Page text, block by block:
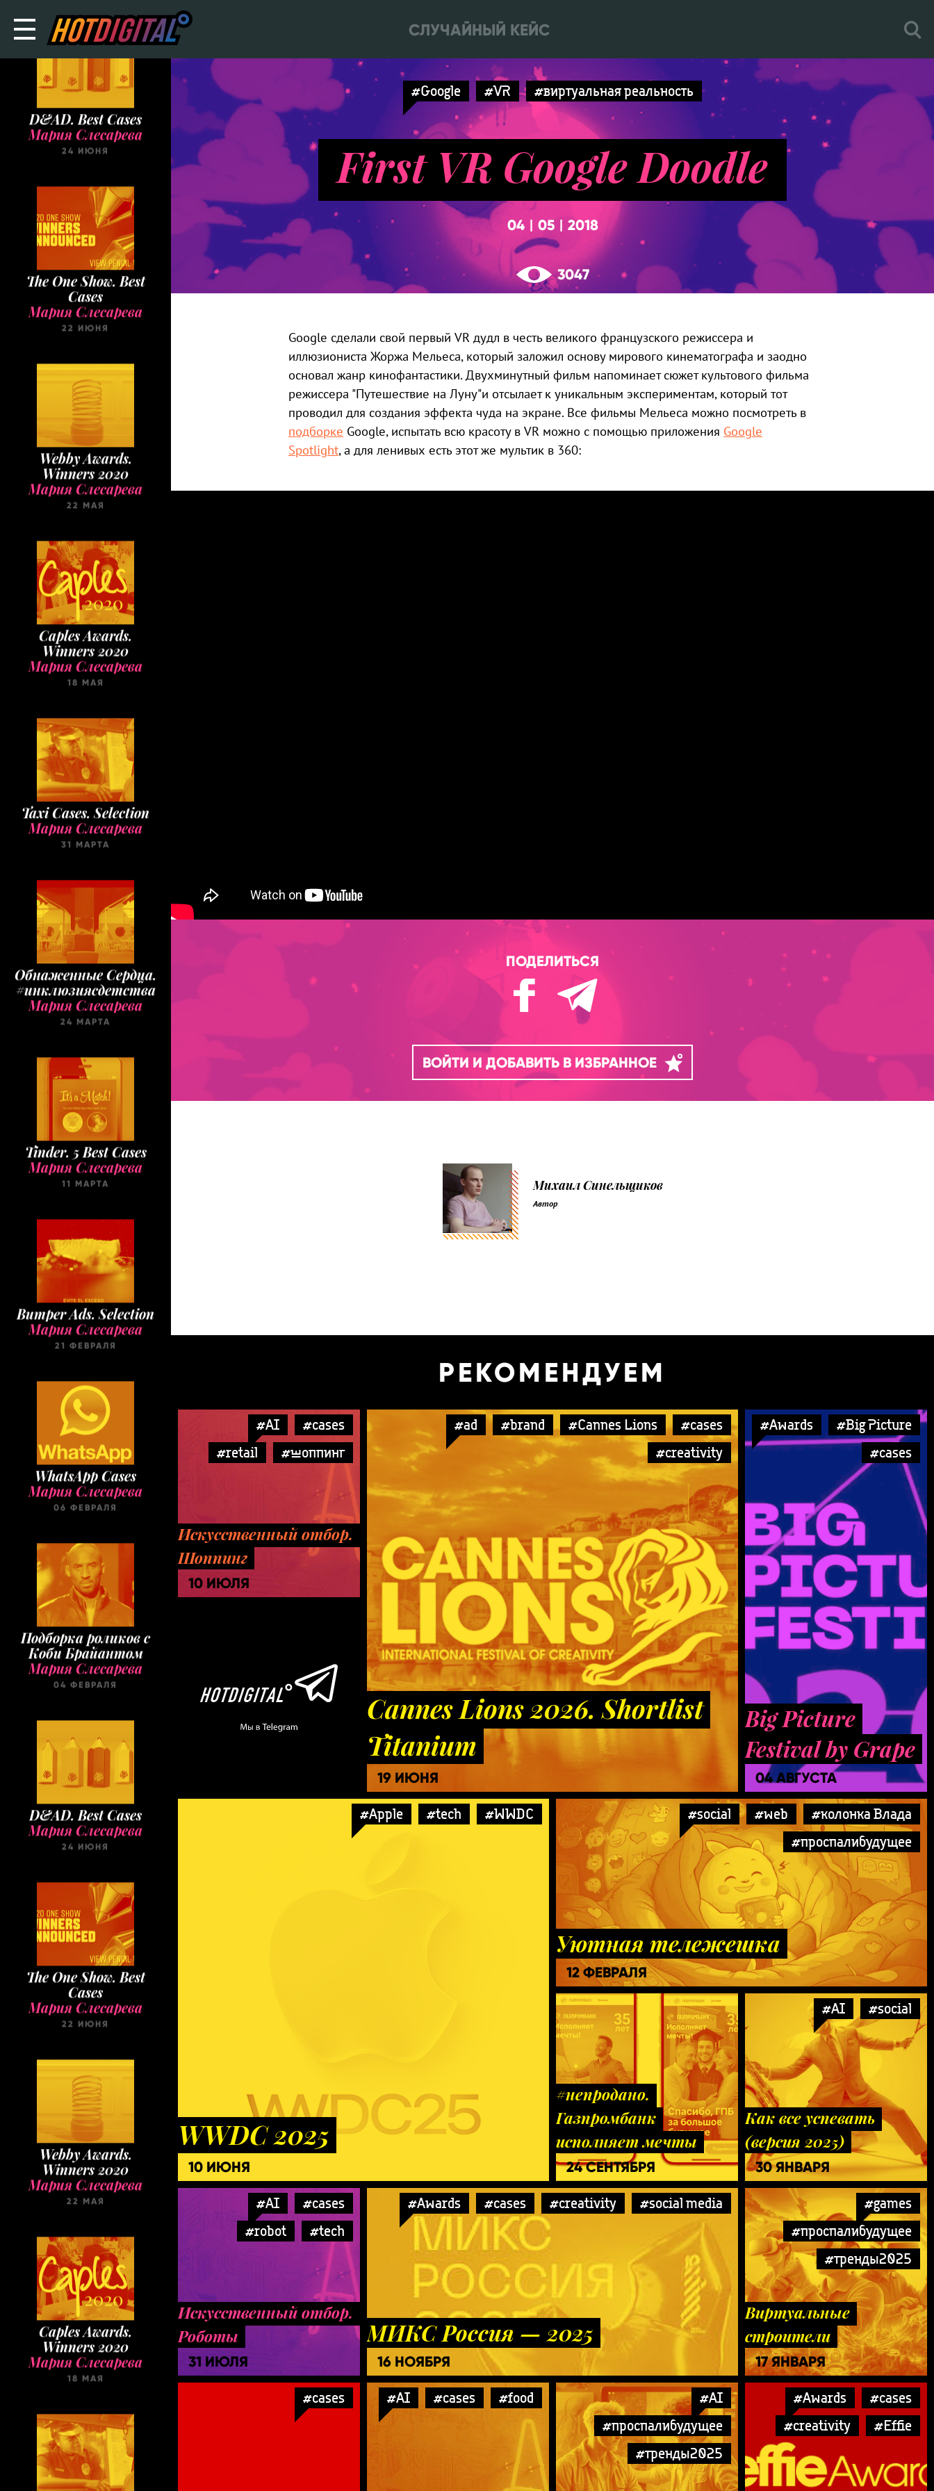
СЛУЧАЙНЫЙ КЕЙС
D&AD. Best Cases
Мария Слесарева
24 ИЮНЯ
The One Show. Best
Cases
Мария Слесарева
22 ИЮНЯ
Webby Awards.
Winners 2020
Мария Слесарева
22 МАЯ
Caples Awards.
Winners 2020
Мария Слесарева
18 МАЯ
Taxi Cases. Selection
Мария Слесарева
31 МАРТА
Обнаженные Cердца.
#инклюзиясдетства
Мария Слесарева
24 МАРТА
Tinder. 5 Best Cases
Мария Слесарева
11 МАРТА
Bumper Ads. Selection
Мария Слесарева
21 ФЕВРАЛЯ
WhatsApp Cases
Мария Слесарева
06 ФЕВРАЛЯ
Подборка роликов с
Коби Брайантом
Мария Слесарева
04 ФЕВРАЛЯ
D&AD. Best Cases
Мария Слесарева
24 ИЮНЯ
The One Show. Best
Cases
Мария Слесарева
22 ИЮНЯ
Webby Awards.
Winners 2020
Мария Слесарева
22 МАЯ
Caples Awards.
Winners 2020
Мария Слесарева
18 МАЯ
#Google #VR #виртуальная реальность
First VR Google Doodle
04 05 2018
3047
Google сделали свой первый VR дудл в честь великого французского режиссера и
иллюзиониста Жоржа Мельеса, который заложил основу мирового кинематографа и заодно
основал жанр кинофантастики. Двухминутный фильм напоминает сюжет культового фильма
режиссера "Путешествие на Луну"и отсылает к уникальным экспериментам, который тот
проводил для создания эффекта чуда на экране. Все фильмы Мельеса можно посмотреть в
подборке Google, испытать всю красоту в VR можно с помощью приложения Google
Spotlight, а для ленивых есть этот же мультик в 360:
ПОДЕЛИТЬСЯ
ВОЙТИ И ДОБАВИТЬ В ИЗБРАННОЕ
Михаил Синельщиков
Автор
РЕКОМЕНДУЕМ
#AI
#cases
#retail
#шоппинг
Искусственный отбор.
Шоппинг
10 ИЮЛЯ
#ad #brand #Cannes Lions
#cases
#creativity
Cannes Lions 2026. Shortlist
Titanium
19 ИЮНЯ
#Awards
#Big Picture
#cases
Big Picture
Festival by Grape
04 АВГУСТА
#Apple #tech #WWDC
WWDC 2025
10 ИЮНЯ
#social #web
#колонка Влада
#проспалибудущее
Уютная тележешка
12 ФЕВРАЛЯ
#непродано.
Газпромбанк
исполняет мечты
24 СЕНТЯБРЯ
#AI #social
Как все успевать
(версия 2025)
30 ЯНВАРЯ
#AI
#cases
#robot
#tech
Искусственный отбор.
Роботы
31 ИЮЛЯ
#Awards #cases #creativity #social media
МИКС Россия — 2025
16 НОЯБРЯ
#games
#проспалибудущее
#тренды2025
Виртуальные
строители
17 ЯНВАРЯ
#cases #AI #cases #food
#AI
#проспалибудущее
#тренды2025
#Awards
#cases
#creativity
#Effie